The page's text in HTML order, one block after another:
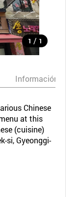
1 / 1
Información
Chinese
at this
(cuisine)
si, Gyeonggi-